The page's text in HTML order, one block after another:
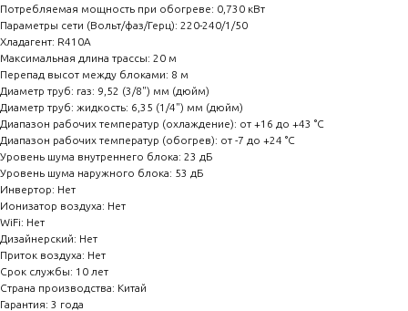
Потребляемая мощность при обогреве: 0,730 кВт
Параметры сети (Вольт/фаз/Герц): 220-240/1/50
Хладагент: R410A
Максимальная длина трассы: 20 м
Перепад высот между блоками: 8 м
Диаметр труб: газ: 9,52 (3/8") мм (дюйм)
Диаметр труб: жидкость: 6,35 (1/4") мм (дюйм)
Диапазон рабочих температур (охлаждение): от +16 до +43 °С
Диапазон рабочих температур (обогрев): от -7 до +24 °С
Уровень шума внутреннего блока: 23 дБ
Уровень шума наружного блока: 53 дБ
Инвертор: Нет
Ионизатор воздуха: Нет
WiFi: Нет
Дизайнерский: Нет
Приток воздуха: Нет
Срок службы: 10 лет
Страна производства: Китай
Гарантия: 3 года